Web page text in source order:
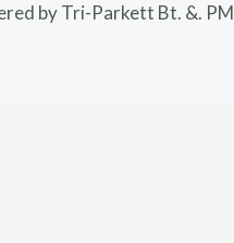
by Tri-Parkett Bt. &. PM